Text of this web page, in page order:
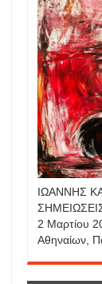
IΩΑΝΝΗΣ
2 Μαρτίου
Αθηναίων,